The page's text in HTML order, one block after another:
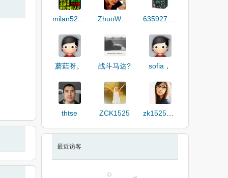
ZhuoWenCe
蘑菇呀。 战斗马达? sofia，
thtse ZCK1525 zk1525qwe
最近访客